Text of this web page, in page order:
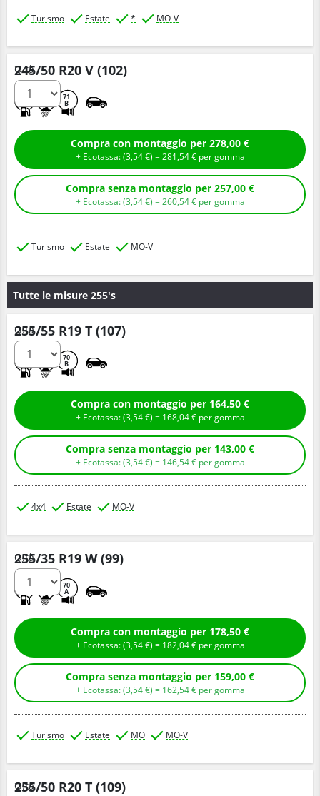
Turismo Estate * MO-V
245/50 R20 V (102)
71
B
Q.tà
Compra con montaggio per 278,00 €
+ Ecotassa: (3,54€ ) =281,54€ per gomma
Compra senza montaggio per 257,00 €
+ Ecotassa: (3,54€ ) =260,54€ per gomma
Turismo Estate MO-V
Tutte le misure 255's
255/55 R19 T (107)
70
B
Q.tà
Compra con montaggio per 164,50 €
+ Ecotassa: (3,54€ ) = 168,04€ per gomma
Compra senza montaggio per 143,00 €
+ Ecotassa: (3,54€ ) = 146,54€ per gomma
4x4 Estate MO-V
255/35 R19 W (99)
70
A
Q.tà
Compra con montaggio per 178,50 €
+ Ecotassa: (3,54€ ) = 182,04€ per gomma
Compra senza montaggio per 159,00 €
+ Ecotassa: (3,54€ ) = 162,54€ per gomma
Turismo Estate MO MO-V
255/50 R20 T (109)
Q.tà